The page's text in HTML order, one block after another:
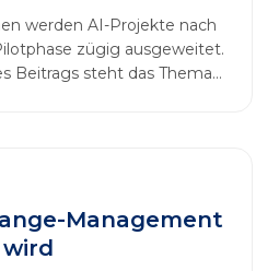
werden AI-Projekte nach
zügig ausgeweitet.
Beitrags steht das Thema
Management